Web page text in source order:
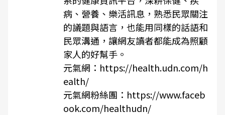
病、營養、樂活訊息，熟悉民眾關注
的議題與語言，也能用同樣的話語和
民眾溝通，讓網友讀者都能成為照顧
家人的好幫手。
元氣網： https://health.udn.com/h
ealth/
元氣網粉絲團： https://www.faceb
ook.com/healthudn/